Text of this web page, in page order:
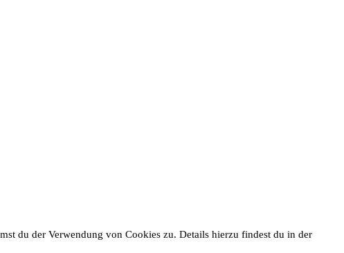
du der Verwendung von Cookies zu. Details hierzu findest du in der